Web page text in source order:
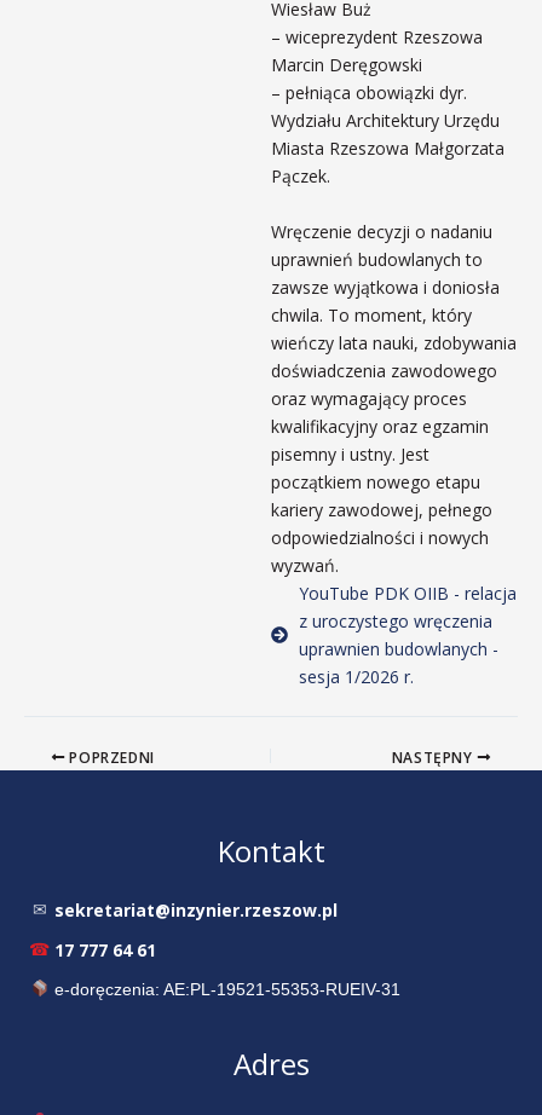
Wiesław Buż
– wiceprezydent Rzeszowa
Marcin Deręgowski
– pełniąca obowiązki dyr.
Wydziału Architektury Urzędu
Miasta Rzeszowa Małgorzata
Pączek.
Wręczenie decyzji o nadaniu
uprawnień budowlanych to
zawsze wyjątkowa i doniosła
chwila. To moment, który
wieńczy lata nauki, zdobywania
doświadczenia zawodowego
oraz wymagający proces
kwalifikacyjny oraz egzamin
pisemny i ustny. Jest
początkiem nowego etapu
kariery zawodowej, pełnego
odpowiedzialności i nowych
wyzwań.
YouTube PDK OIIB - relacja
z uroczystego wręczenia
uprawnien budowlanych -
sesja 1/2026 r.
POPRZEDNI NASTĘPNY
Kontakt
✉ sekretariat@inzynier.rzeszow.pl
☎ 17 777 64 61
e-doręczenia: AE:PL-19521-55353-RUEIV-31
Adres